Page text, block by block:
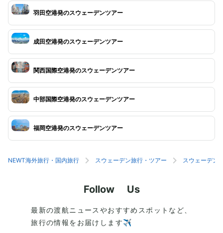
羽田空港発のスウェーデンツアー
成田空港発のスウェーデンツアー
関西国際空港発のスウェーデンツアー
中部国際空港発のスウェーデンツアー
福岡空港発のスウェーデンツアー
NEWT海外旅行・国内旅行 スウェーデン旅行・ツアー スウェーデン
Follow Us
最新の渡航ニュースやおすすめスポットなど、
旅行の情報をお届けします✈️